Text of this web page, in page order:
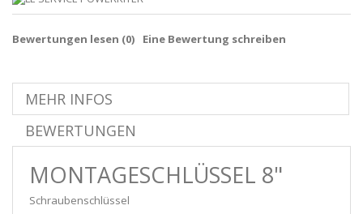
Bewertungen lesen (0) Eine Bewertung schreiben
MEHR INFOS
BEWERTUNGEN
MONTAGESCHLÜSSEL 8"
Schraubenschlüssel